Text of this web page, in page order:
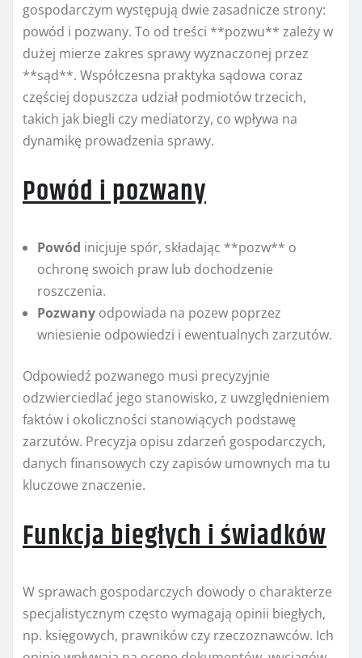
gospodarczym występują dwie zasadnicze strony:
powód i pozwany. To od treści **pozwu** zależy w
dużej mierze zakres sprawy wyznaczonej przez
**sąd**. Współczesna praktyka sądowa coraz
częściej dopuszcza udział podmiotów trzecich,
takich jak biegli czy mediatorzy, co wpływa na
dynamikę prowadzenia sprawy.
Powód i pozwany
Powód inicjuje spór, składając **pozw** o
ochronę swoich praw lub dochodzenie
roszczenia.
Pozwany odpowiada na pozew poprzez
wniesienie odpowiedzi i ewentualnych zarzutów.
Odpowiedź pozwanego musi precyzyjnie
odzwierciedlać jego stanowisko, z uwzględnieniem
faktów i okoliczności stanowiących podstawę
zarzutów. Precyzja opisu zdarzeń gospodarczych,
danych finansowych czy zapisów umownych ma tu
kluczowe znaczenie.
Funkcja biegłych i świadków
W sprawach gospodarczych dowody o charakterze
specjalistycznym często wymagają opinii biegłych,
np. księgowych, prawników czy rzeczoznawców. Ich